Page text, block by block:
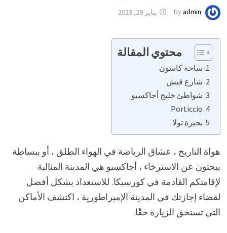
byadmin يناير 29, 2023
محتوي المقالة
ساحة كاسون
شارع فيش
شواطئ خليج أجاكسيو
Porticcio
بحيرة تولا
هواة التاريخ ، عشاق الرياضة في الهواء الطلق ، أو ببساطة
يبحثون عن الاسترخاء ، أجاكسيو هي المدينة المثالية
لإقامتكم القادمة في كورسيكا. للاستعداد بشكل أفضل
لقضاء إجازتك في المدينة الإمبراطورية ، اكتشف الأماكن
التي تستحق الزيارة حقًا.